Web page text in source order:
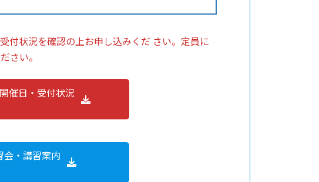
付状況を確認の上お申し込みくだ さい。定員に
さい。
催日・受付状況
会・講習案内